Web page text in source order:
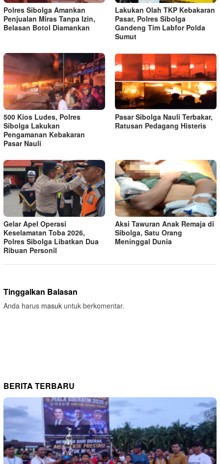
Polres Sibolga Amankan
Penjualan Miras Tanpa Izin,
Belasan Botol Diamankan
Lakukan Olah TKP Kebakaran
Pasar, Polres Sibolga
Gandeng Tim Labfor Polda
Sumut
500 Kios Ludes, Polres
Sibolga Lakukan
Pengamanan Kebakaran
Pasar Nauli
Pasar Sibolga Nauli Terbakar,
Ratusan Pedagang Histeris
Gelar Apel Operasi
Keselamatan Toba 2026,
Polres Sibolga Libatkan Dua
Ribuan Personil
Aksi Tawuran Anak Remaja di
Sibolga, Satu Orang
Meninggal Dunia
Tinggalkan Balasan
Anda harus masuk untuk berkomentar.
BERITA TERBARU